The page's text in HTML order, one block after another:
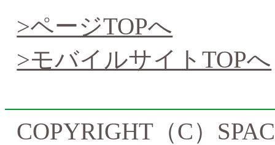
>ページTOPへ
>モバイルサイトTOPへ
COPYRIGHT（C）